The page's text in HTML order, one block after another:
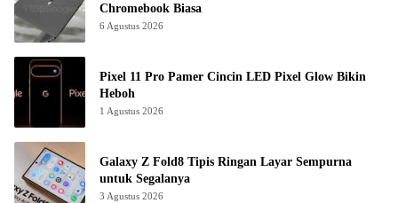
Chromebook Biasa
6 Agustus 2026
Pixel 11 Pro Pamer Cincin LED Pixel Glow Bikin
Heboh
1 Agustus 2026
Galaxy Z Fold8 Tipis Ringan Layar Sempurna
untuk Segalanya
3 Agustus 2026